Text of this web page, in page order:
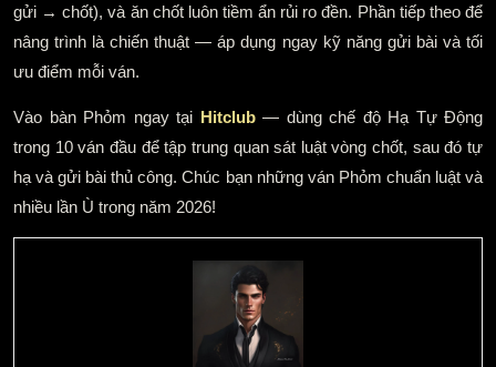
gửi → chốt), và ăn chốt luôn tiềm ẩn rủi ro đền. Phần tiếp theo để
nâng trình là chiến thuật — áp dụng ngay kỹ năng gửi bài và tối
ưu điểm mỗi ván.
Vào bàn Phỏm ngay tại Hitclub— dùng chế độ Hạ Tự Động
trong 10 ván đầu để tập trung quan sát luật vòng chốt, sau đó tự
hạ và gửi bài thủ công. Chúc bạn những ván Phỏm chuẩn luật và
nhiều lần Ù trong năm 2026!